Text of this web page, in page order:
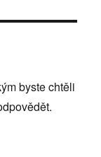
byste chtěli